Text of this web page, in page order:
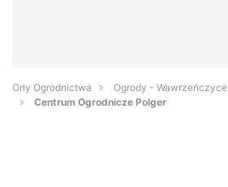
Orły Ogrodnictwa
Ogrody - Wawrzeńczyce
Centrum Ogrodnicze Polger